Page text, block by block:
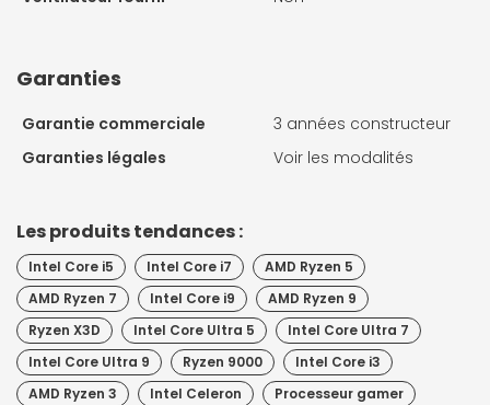
Garanties
Garantie commerciale
3 années constructeur
Garanties légales
Voir les modalités
Les produits tendances :
Intel Core i5 Intel Core i7
AMD Ryzen 5
AMD Ryzen 7
Intel Core i9
AMD Ryzen 9
Ryzen X3D
Intel Core Ultra 5
Intel Core Ultra 7
Intel Core Ultra 9
Ryzen 9000
Intel Core i3
AMD Ryzen 3
Intel Celeron
Processeur gamer